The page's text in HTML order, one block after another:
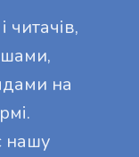
читачів,
на
нашу